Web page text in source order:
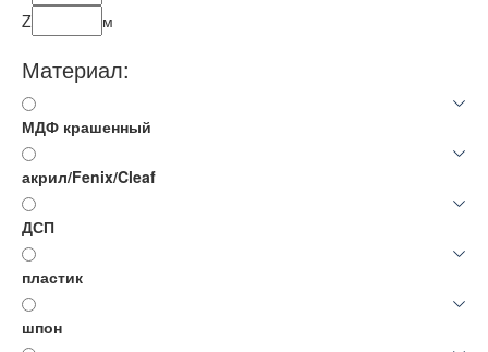
Z
м
Материал:
МДФ крашенный
акрил/Fenix/Cleaf
ДСП
пластик
шпон